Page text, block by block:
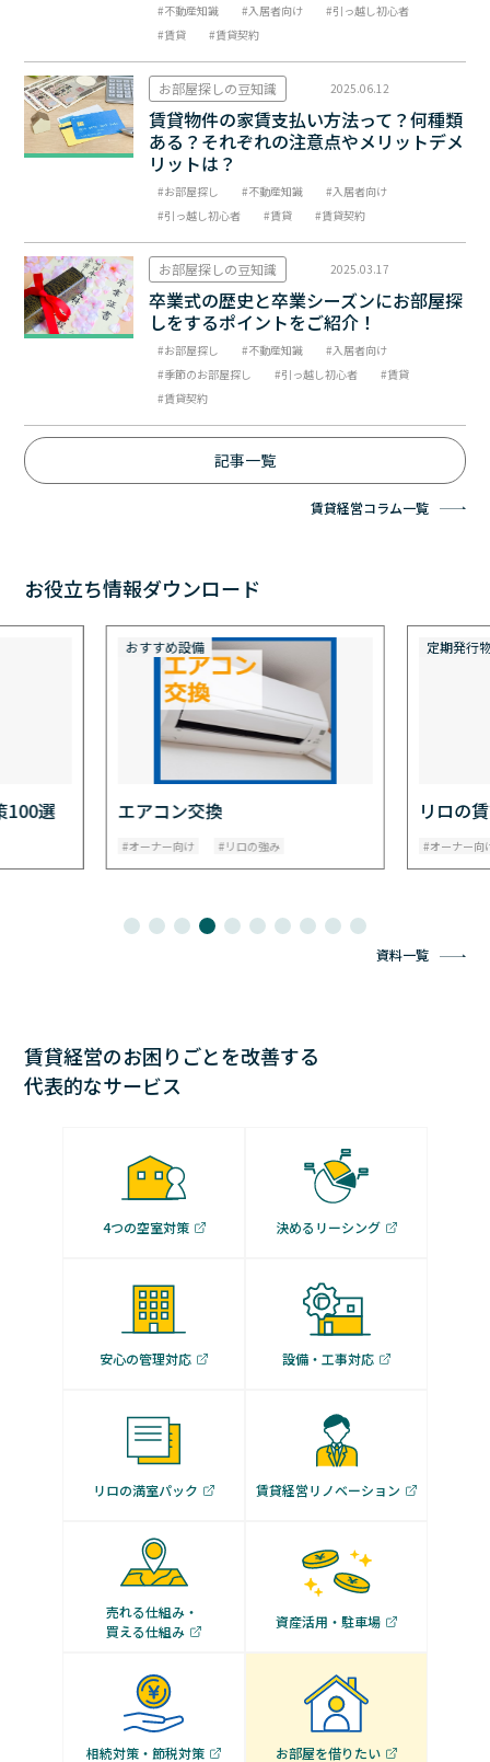
不動産知識
入居者向け
引っ越し初心者
賃貸
賃貸契約
お部屋探しの豆知識 2025.06.12
賃貸物件の家賃支払い方法って？何種類
ある？それぞれの注意点やメリットデメ
リットは？
お部屋探し 不動産知識
入居者向け
引っ越し初心者
賃貸 賃貸契約
お部屋探しの豆知識 2025.03.17
卒業式の歴史と卒業シーズンにお部屋探
しをするポイントをご紹介！
お部屋探し 不動産知識
入居者向け
季節のお部屋探し
引っ越し初心者
賃貸
賃貸契約
記事一覧
賃貸経営コラム一覧
お役立ち情報ダウンロード
定期発行物
リロの賃貸通信_最新号
オーナー向け リロの強み
おすすめ
EV充電
オーナー向
資料一覧
賃貸経営のお困りごとを改善する
代表的なサービス
4つの空室対策 決めるリーシング
安心の管理対応 設備・工事対応
リロの満室パック 賃貸経営リノベーション
売れる仕組み・
買える仕組み
資産活用・駐車場
相続対策・節税対策 お部屋を借りたい